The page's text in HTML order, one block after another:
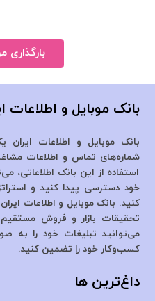
بارگذاری
بانک موبایل و اطلاعات
بانک موبایل و اطلاعات
شماره‌های تماس و اطلاعات
استفاده از این بانک اطلاعاتی،
خود دسترسی پیدا کنید و
کنید. بانک موبایل و اطلاعات ایران
تحقیقات بازار و فروش
می‌توانید تبلیغات خود را به
کسب‌وکار خود را تضمین کنید.
داغ‌ترین ها